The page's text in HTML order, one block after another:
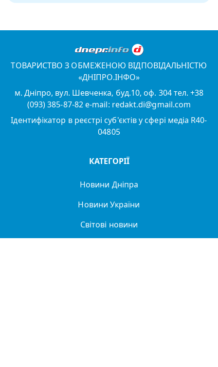
ТОВАРИСТВО З ОБМЕЖЕНОЮ ВІДПОВІДАЛЬНІСТЮ
«ДНІПРО.ІНФО»
м. Дніпро, вул. Шевченка, буд.10, оф. 304 тел. +38
(093) 385-87-82 e-mail: redakt.di@gmail.com
Ідентифікатор в реєстрі суб'єктів у сфері медіа R40-
04805
КАТЕГОРІЇ
Новини Дніпра
Новини України
Світові новини